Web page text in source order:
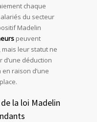
chaque
du secteur
Madelin
peuvent
leur statut ne
déduction
raison d’une
la loi Madelin